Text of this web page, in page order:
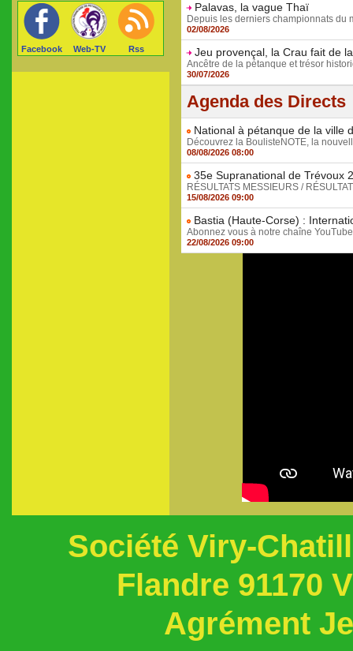
Facebook Web-TV Rss
Palavas, la vague Thaï
Depuis les derniers championnats du
02/08/2026
Jeu provençal, la Crau fait de
Ancêtre de la pétanque et trésor
30/07/2026
Agenda des Directs
National à pétanque de la ville
Découvrez la BoulisteNOTE, la
08/08/2026 08:00
35e Supranational de Trévoux
RÉSULTATS MESSIEURS /
15/08/2026 09:00
Bastia (Haute-Corse) :
Abonnez vous à notre chaîne
22/08/2026 09:00
Société Viry-
Flandre 91170
Agrément